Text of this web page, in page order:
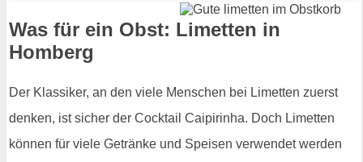
Was für ein Obst: Limetten in
Homberg
Der Klassiker, an den viele Menschen bei Limetten zuerst
denken, ist sicher der Cocktail Caipirinha. Doch Limetten
können für viele Getränke und Speisen verwendet werden